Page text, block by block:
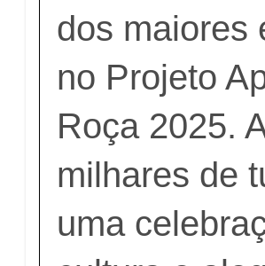
dos maiores
no Projeto
Roça 2025.
milhares de
uma